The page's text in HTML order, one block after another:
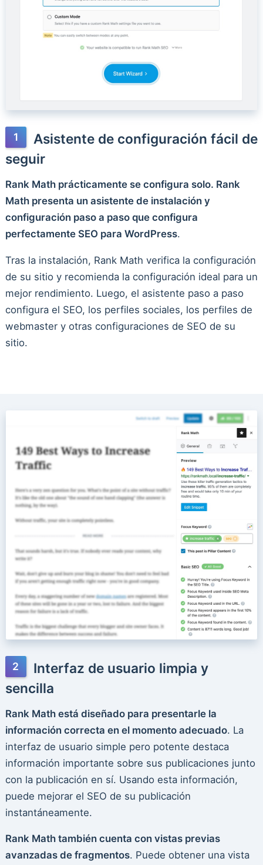
Asistente de configuración fácil de
seguir
Rank Math prácticamente se configura solo. Rank
Math presenta un asistente de instalación y
configuración paso a paso que configura
perfectamente SEO para WordPress.
Tras la instalación, Rank Math verifica la configuración
de su sitio y recomienda la configuración ideal para un
mejor rendimiento. Luego, el asistente paso a paso
configura el SEO, los perfiles sociales, los perfiles de
webmaster y otras configuraciones de SEO de su
sitio.
Interfaz de usuario limpia y
sencilla
Rank Math está diseñado para presentarle la
información correcta en el momento adecuado. La
interfaz de usuario simple pero potente destaca
información importante sobre sus publicaciones junto
con la publicación en sí. Usando esta información,
puede mejorar el SEO de su publicación
instantáneamente.
Rank Math también cuenta con vistas previas
avanzadas de fragmentos. Puede obtener una vista